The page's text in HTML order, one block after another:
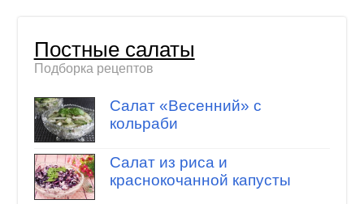
Постные салаты
Подборка рецептов
Салат «Весенний» с
кольраби
Салат из риса и
краснокочанной капусты